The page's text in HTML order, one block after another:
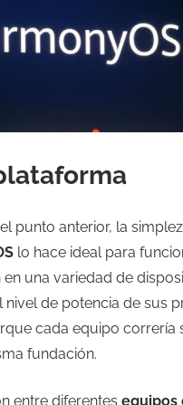
punto anterior, la
lo hace ideal para
una variedad de
nivel de potencia de sus
cada equipo correría
fundación.
entre diferentes equipos